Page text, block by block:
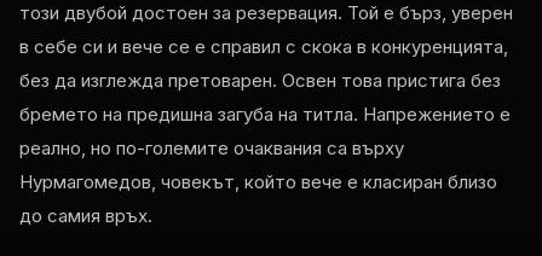
този двубой достоен за резервация. Той е бърз, уверен
в себе си и вече се е справил с скока в конкуренцията,
без да изглежда претоварен. Освен това пристига без
бремето на предишна загуба на титла. Напрежението е
реално, но по-големите очаквания са върху
Нурмагомедов, човекът, който вече е класиран близо
до самия връх.